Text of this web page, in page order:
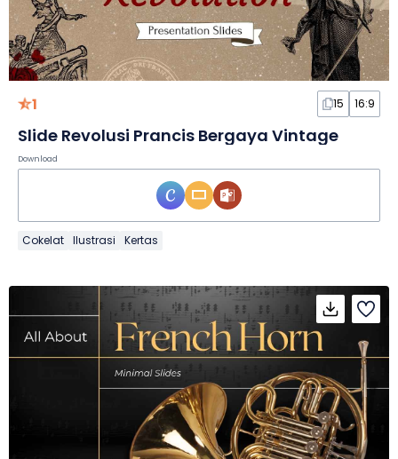
1 15 16:9
Slide Revolusi Prancis Bergaya Vintage
Download
Cokelat Ilustrasi Kertas